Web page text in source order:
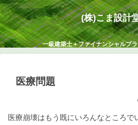
(株)こま設計
一級建築士＋ファイナンシャルプ
医療問題
医療崩壊はもう既にいろんなところで